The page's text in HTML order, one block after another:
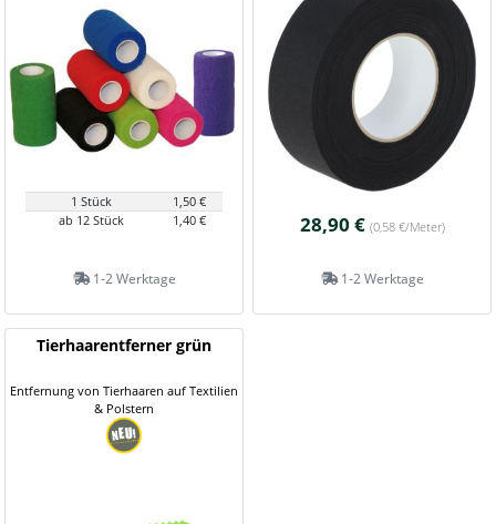
1 Stück
1,50 €
ab 12 Stück
1,40 €
1-2 Werktage
28,90 € (0,58 €/Meter)
1-2 Werktage
Tierhaarentferner grün
Entfernung von Tierhaaren auf Textilien
& Polstern